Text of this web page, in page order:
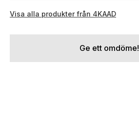
Visa alla produkter från 4KAAD
Ge ett omdöme!